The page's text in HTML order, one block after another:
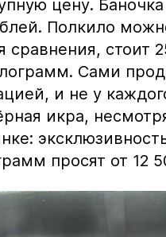
цену.
Полкило
сравнения, стоит
Сами
и не у
икра,
просят от 12